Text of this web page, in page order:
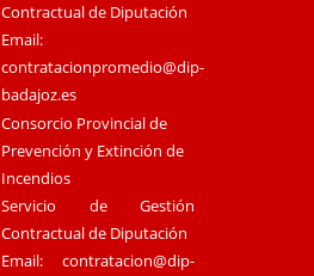
Contractual de Diputación
Email:
contratacionpromedio@dip-
badajoz.es
Consorcio Provincial de
Prevención y Extinción de
Incendios
Servicio de Gestión
Contractual de Diputación
Email:contratacion@dip-